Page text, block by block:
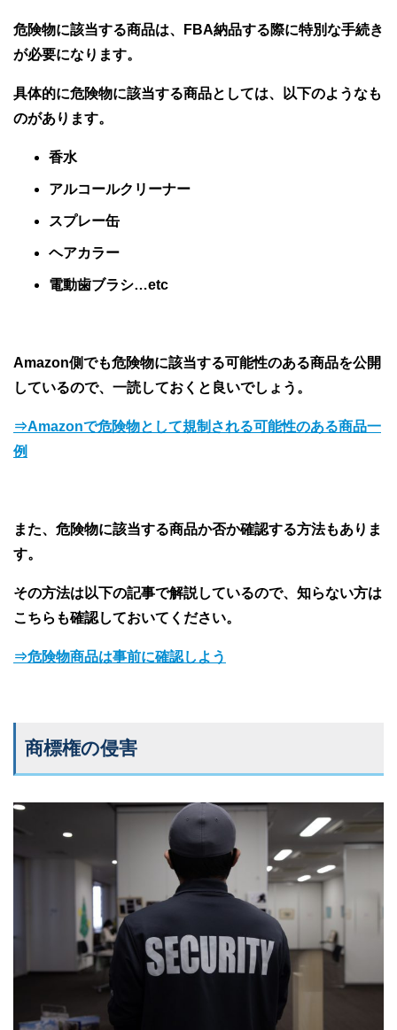
危険物に該当する商品は、FBA納品する際に特別な手続き
が必要になります。
具体的に危険物に該当する商品としては、以下のようなも
のがあります。
香水
アルコールクリーナー
スプレー缶
ヘアカラー
電動歯ブラシ…etc
Amazon側でも危険物に該当する可能性のある商品を公開
しているので、一読しておくと良いでしょう。
⇒Amazonで危険物として規制される可能性のある商品一
例
また、危険物に該当する商品か否か確認する方法もありま
す。
その方法は以下の記事で解説しているので、知らない方は
こちらも確認しておいてください。
⇒危険物商品は事前に確認しよう
商標権の侵害